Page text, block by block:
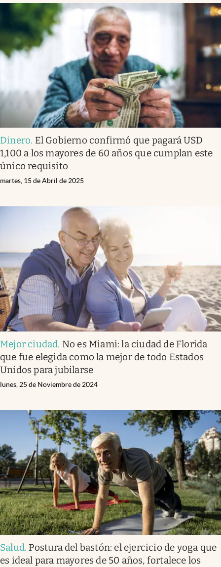
Dinero. El Gobierno confirmó que pagará USD
1,100 a los mayores de 60 años que cumplan este
único requisito
martes, 15 de Abril de 2025
Mejor ciudad. No es Miami: la ciudad de Florida
que fue elegida como la mejor de todo Estados
Unidos para jubilarse
lunes, 25 de Noviembre de 2024
Salud. Postura del bastón: el ejercicio de yoga que
es ideal para mayores de 50 años, fortalece los